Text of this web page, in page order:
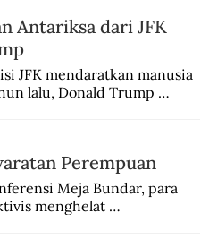
Antariksa dari JFK
JFK mendaratkan manusia
lalu, Donald Trump
Perempuan
Meja Bundar, para
menghelat